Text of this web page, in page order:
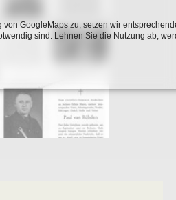
von GoogleMaps zu, setzen wir
sind. Lehnen Sie die Nutzung ab,